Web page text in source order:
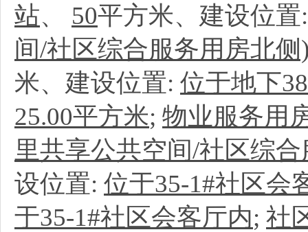
站、 50平方米、建设位
间/社区综合服务用房北
米、建设位置: 位于地下
25.00平方米; 物业服务用
里共享公共空间/社区综
设位置: 位于35-1#社区会
于35-1#社区会客厅内; 社